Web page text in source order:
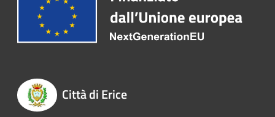
Città di Erice